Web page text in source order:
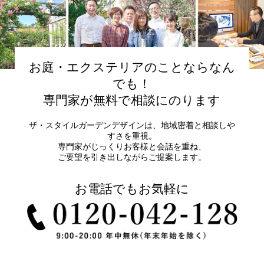
お庭・エクステリアのことならなん
でも！
専門家が無料で相談にのります
ザ・スタイルガーデンデザインは、地域密着と相談しや
すさを重視。
専門家がじっくりお客様と会話を重ね、
ご要望を引き出しながらご提案します。
お電話でもお気軽に